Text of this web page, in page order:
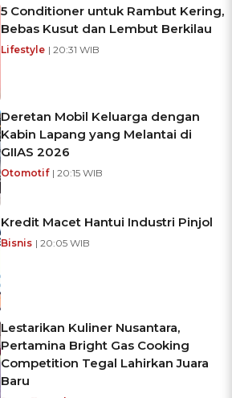
5 Conditioner untuk Rambut Kering,
Bebas Kusut dan Lembut Berkilau
Lifestyle | 20:31 WIB
Deretan Mobil Keluarga dengan
Kabin Lapang yang Melantai di
GIIAS 2026
Otomotif | 20:15 WIB
Kredit Macet Hantui Industri Pinjol
Bisnis | 20:05 WIB
Lestarikan Kuliner Nusantara,
Pertamina Bright Gas Cooking
Competition Tegal Lahirkan Juara
Baru